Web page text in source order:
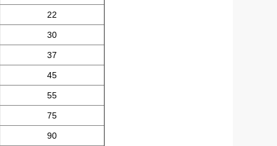
22
30
37
45
55
75
90